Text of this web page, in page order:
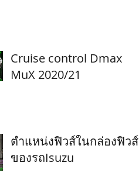
Cruise control Dmax
MuX 2020/21
ตำแหน่งฟิวส์ในกล่องฟิวส์
ของรถIsuzu